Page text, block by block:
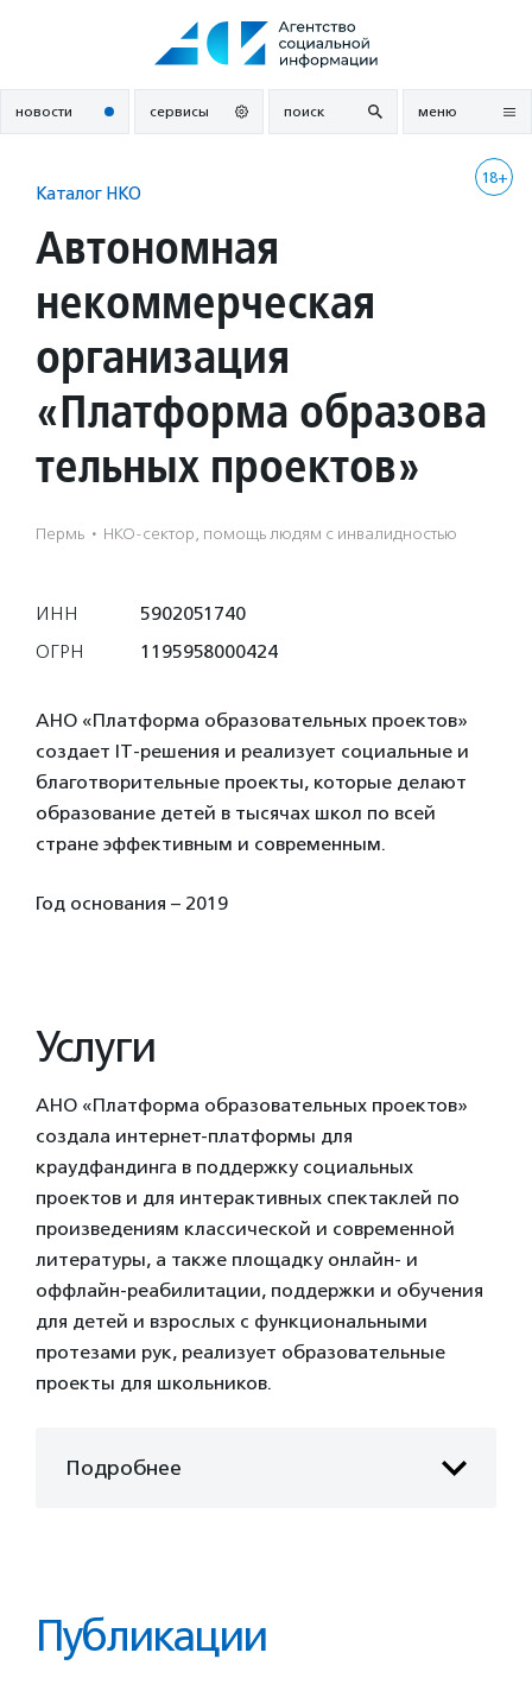
новости сервисы поиск меню
18+
Каталог НКО
Автономная
некоммерческая
организация
«Платформа образова
тельных проектов»
Пермь · НКО-сектор, помощь людям с инвалидностью
ИНН
5902051740
ОГРН
1195958000424
АНО «Платформа образовательных проектов»
создает IT-решения и реализует социальные и
благотворительные проекты, которые делают
образование детей в тысячах школ по всей
стране эффективным и современным.
Год основания – 2019
Услуги
АНО «Платформа образовательных проектов»
создала интернет-платформы для
краудфандинга в поддержку социальных
проектов и для интерактивных спектаклей по
произведениям классической и современной
литературы, а также площадку онлайн- и
оффлайн-реабилитации, поддержки и обучения
для детей и взрослых с функциональными
протезами рук, реализует образовательные
проекты для школьников.
Подробнее
Публикации